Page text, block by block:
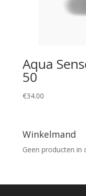
Aqua
50
€34.00
Winkelmand
Geen producten in